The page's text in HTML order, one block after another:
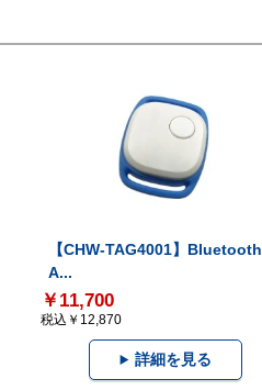
【CHW-TAG4001】Bluetooth
A...
￥11,700
税込￥12,870
詳細を見る